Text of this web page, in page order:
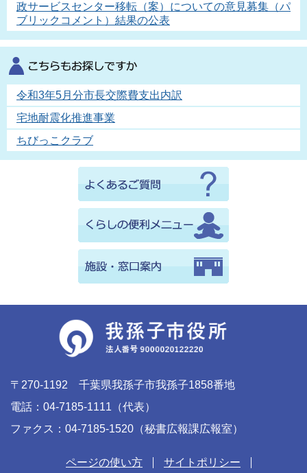
政サービスセンター移転（案）についての意見募集（パ
ブリックコメント）結果の公表
令和3年5月分市長交際費支出内訳
宅地耐震化推進事業
ちびっこクラブ
〒270-1192 千葉県我孫子市我孫子1858番地
電話：04-7185-1111（代表）
ファクス：04-7185-1520（秘書広報課広報室）
ページの使い方 サイトポリシー